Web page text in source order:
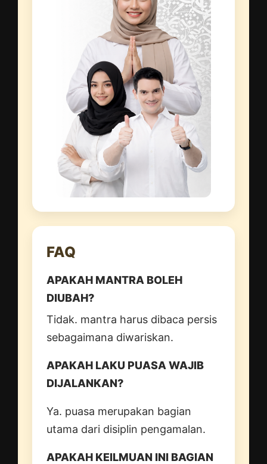
FAQ
APAKAH MANTRA BOLEH
DIUBAH?
Tidak. mantra harus dibaca persis
sebagaimana diwariskan.
APAKAH LAKU PUASA WAJIB
DIJALANKAN?
Ya. puasa merupakan bagian
utama dari disiplin pengamalan.
APAKAH KEILMUAN INI BAGIAN